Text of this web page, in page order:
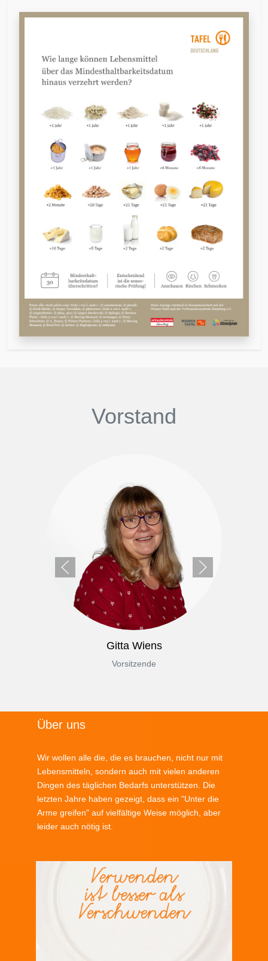
Vorstand
Gitta Wiens
Vorsitzende
Über uns
Wir wollen alle die, die es brauchen, nicht nur mit
Lebensmitteln, sondern auch mit vielen anderen
Dingen des täglichen Bedarfs unterstützen. Die
letzten Jahre haben gezeigt, dass ein "Unter die
Arme greifen" auf vielfältige Weise möglich, aber
leider auch nötig ist.